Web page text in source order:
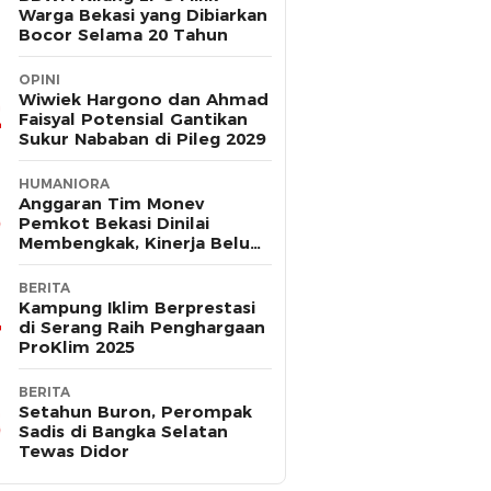
Warga Bekasi yang Dibiarkan
Bocor Selama 20 Tahun
OPINI
Wiwiek Hargono dan Ahmad
Faisyal Potensial Gantikan
Sukur Nababan di Pileg 2029
HUMANIORA
Anggaran Tim Monev
Pemkot Bekasi Dinilai
Membengkak, Kinerja Belum
Terbukti Efektif
BERITA
Kampung Iklim Berprestasi
di Serang Raih Penghargaan
ProKlim 2025
BERITA
Setahun Buron, Perompak
Sadis di Bangka Selatan
Tewas Didor